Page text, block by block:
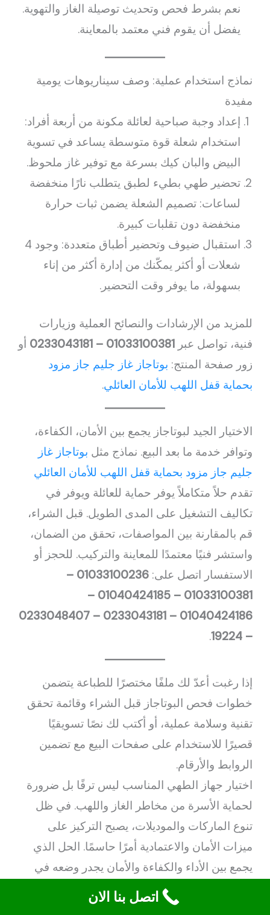
نعم بشرط فحص وتحديث توصيلة الغاز والتهوية.
يفضل أن يقوم فني معتمد بالمعاينة.
نماذج استخدام عملية: وصف سيناريوهات يومية
مفيدة
إعداد وجبة صباحية لعائلة مكونة من أربعة أفراد:
استخدام شعلة قوة متوسطة يساعد في تسوية
البيض والبان كيك بسرعة مع توفير غاز ملحوظ.
تحضير طهي بطيء لطبق يتطلب نارًا منخفضة
لساعات: تصميم الشعلة يضمن ثبات حرارة
منخفضة دون تقلبات كبيرة.
استقبال ضيوف وتحضير أطباق متعددة: وجود 4
شعلات أو أكثر يمكّنك من إدارة أكثر من إناء
بسهولة، ما يوفر وقت التحضير.
للمزيد من الإرشادات والنصائح العملية وزيارات
فنية، تواصل عبر01033100381 – 0233043181
أو
زور صفحة المنتج: بوتاجاز غاز جليم جاز مزود
بحماية قفل اللهب للأمان العائلي.
الاختيار الجيد لبوتاجاز يجمع بين الأمان، الكفاءة،
وتوافر خدمة ما بعد البيع. نماذج مثل بوتاجاز غاز
جليم جاز مزود بحماية قفل اللهب للأمان العائلي
تقدم حلاً متكاملاً يوفر حماية للعائلة ويوفر في
تكاليف التشغيل على المدى الطويل. قبل الشراء،
قم بالمقارنة بين المواصفات، تحقق من الضمان،
واستشر فنيًا معتمدًا للمعاينة والتركيب. للحجز أو
الاستفسار اتصل على:
01033100236 –
01033100381 – 01040424185 –
01040424186 – 0233043181 – 0233048407
– 19224
.
إذا رغبت أعدّ لك ملفًا مختصرًا للطباعة يتضمن
خطوات فحص البوتاجاز قبل الشراء وقائمة تحقق
تقنية وسلامة عملية، أو أكتب لك نصًا تسويقيًا
قصيرًا للاستخدام على صفحات البيع مع تضمين
الروابط والأرقام.
اختيار جهاز الطهي المناسب ليس ترفًا بل ضرورة
لحماية الأسرة من مخاطر الغاز واللهب. في ظل
تنوع الماركات والموديلات، يصبح التركيز على
ميزات الأمان والاعتمادية أمرًا حاسمًا. الحل الذي
يجمع بين الأداء والكفاءة والأمان يجدر وضعه في
الاعتبار، ومن الأمثلة الواضحة على ذلك الجهاز
المعلن عنه رسميًا:
بوتاجاز غاز جليم جاز مزود
اتصل بنا الان